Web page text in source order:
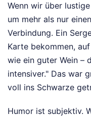
Wenn wir über
um mehr als nur
Verbindung. Ein
Karte bekommen,
wie ein guter Wein –
intensiver." Das war
voll ins Schwarze
Humor ist subjektiv.